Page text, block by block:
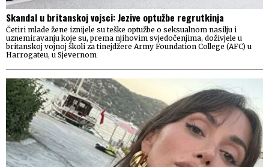
Skandal u britanskoj vojsci: Jezive optužbe regrutkinja
Četiri mlade žene iznijele su teške optužbe o seksualnom nasilju i
uznemiravanju koje su, prema njihovim svjedočenjima, doživjele u
britanskoj vojnoj školi za tinejdžere Army Foundation College (AFC) u
Harrogateu, u Sjevernom